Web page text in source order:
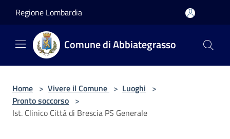
Regione Lombardia
Comune di Abbiategrasso
Home > Vivere il Comune > Luoghi >
Pronto soccorso >
Ist. Clinico Città di Brescia PS Generale